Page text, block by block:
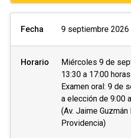
Fecha 9 septiembre
Horario
Miércoles 9 de
13:30 a 17:00
Examen oral: 9 de
a elección de 9:00
(Av. Jaime
Providencia)